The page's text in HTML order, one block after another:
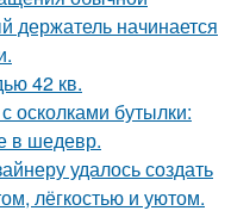
держатель начинается
42 кв.
осколками бутылки:
в шедевр.
удалось создать
лёгкостью и уютом.